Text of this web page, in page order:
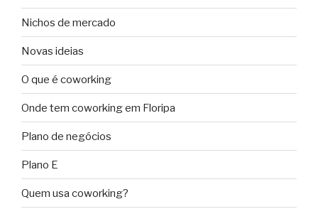
Nichos de mercado
Novas ideias
O que é coworking
Onde tem coworking em Floripa
Plano de negócios
Plano E
Quem usa coworking?